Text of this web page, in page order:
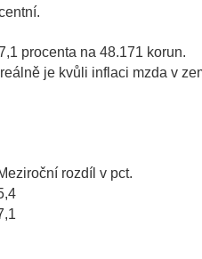
procenta na 48.171 korun.
je kvůli inflaci mzda v
rozdíl v pct.